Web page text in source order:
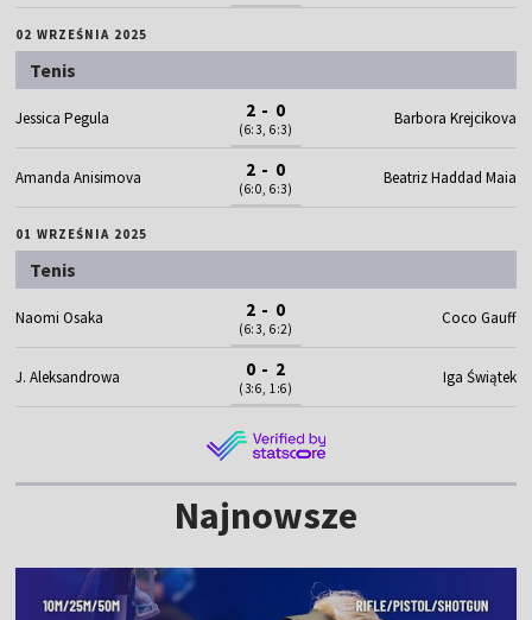
02 WRZEŚNIA 2025
Tenis
Jessica Pegula 2 - 0
(6:3, 6:3)
Barbora Krejcikova
Amanda Anisimova 2 - 0
(6:0, 6:3)
Beatriz Haddad Maia
01 WRZEŚNIA 2025
Tenis
Naomi Osaka 2 - 0
(6:3, 6:2)
Coco Gauff
J. Aleksandrowa 0 - 2
(3:6, 1:6)
Iga Świątek
Najnowsze